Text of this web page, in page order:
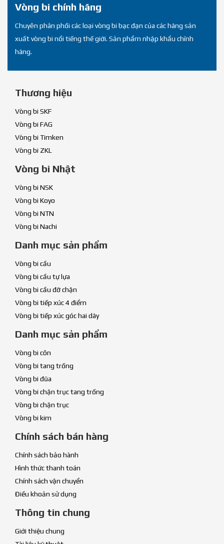
Vòng bi chính hãng
Chuyên phân phối các loại vòng bi bạc đạn của các hãng sản
xuất vòng bi nổi tiếng thế giới. Sản phẩm nhập khẩu chính
hãng.
Thương hiệu
Vòng bi SKF
Vòng bi FAG
Vòng bi Timken
Vòng bi ZKL
Vòng bi Nhật
Vòng bi NSK
Vòng bi Koyo
Vòng bi NTN
Vòng bi Nachi
Danh mục sản phẩm
Vòng bi cầu
Vòng bi cầu tự lựa
Vòng bi cầu đỡ chặn
Vòng bi tiếp xúc 4 điểm
Vòng bi tiếp xúc góc hai dãy
Danh mục sản phẩm
Vòng bi côn
Vòng bi tang trống
Vòng bi đũa
Vòng bi chặn trục tang trống
Vòng bi chặn trục
Vòng bi kim
Chính sách bán hàng
Chính sách bảo hành
Hình thức thanh toán
Chính sách vận chuyển
Điều khoản sử dụng
Thông tin chung
Giới thiệu chung